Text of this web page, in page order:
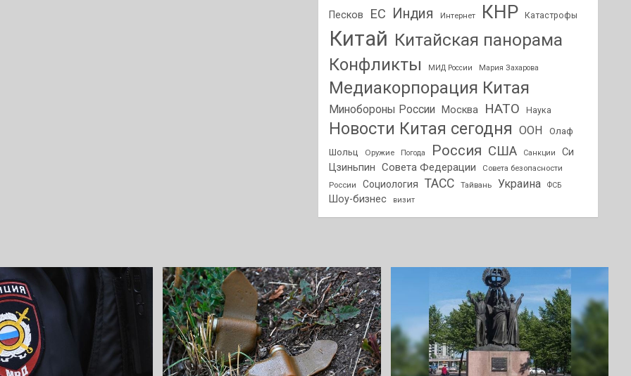
Песков ЕС Индия Интернет КНР Катастрофы
Китай Китайская панорама
Конфликты
МИД России Мария Захарова
Медиакорпорация Китая
Минобороны России Москва НАТО Наука
Новости Китая сегодня ООН
Олаф
Шольц
Оружие Погода Россия США Санкции
Си
Цзиньпин
Совета Федерации
Совета безопасности
России
Социология ТАСС Тайвань Украина ФСБ
Шоу-бизнес визит